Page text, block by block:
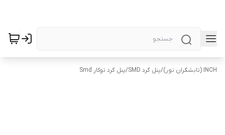
INCH (تابشگران نور) /پنل گرد SMD /پنل گرد توکار Smd